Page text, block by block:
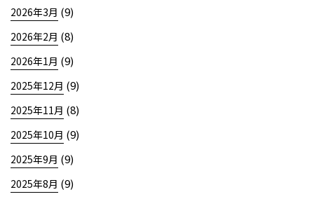
2026年3月 (9)
2026年2月 (8)
2026年1月 (9)
2025年12月 (9)
2025年11月 (8)
2025年10月 (9)
2025年9月 (9)
2025年8月 (9)